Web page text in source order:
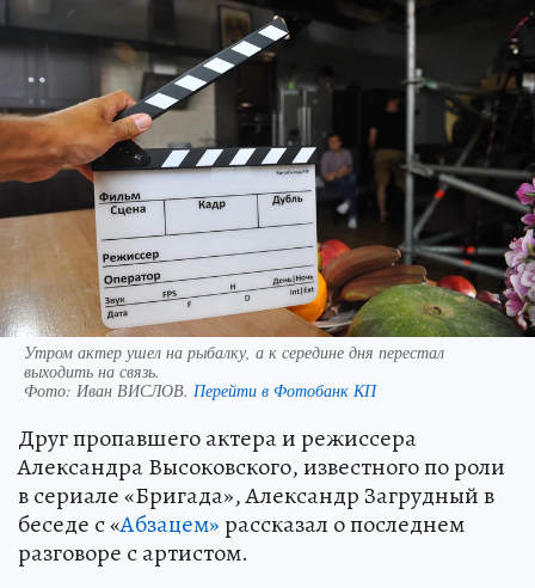
Утром актер ушел на рыбалку, а к середине дня перестал
выходить на связь.
Фото: Иван ВИСЛОВ. Перейти в Фотобанк КП
Друг пропавшего актера и режиссера
Александра Высоковского, известного по роли
в сериале «Бригада», Александр Загрудный в
беседе с «Абзацем»рассказал о последнем
разговоре с артистом.